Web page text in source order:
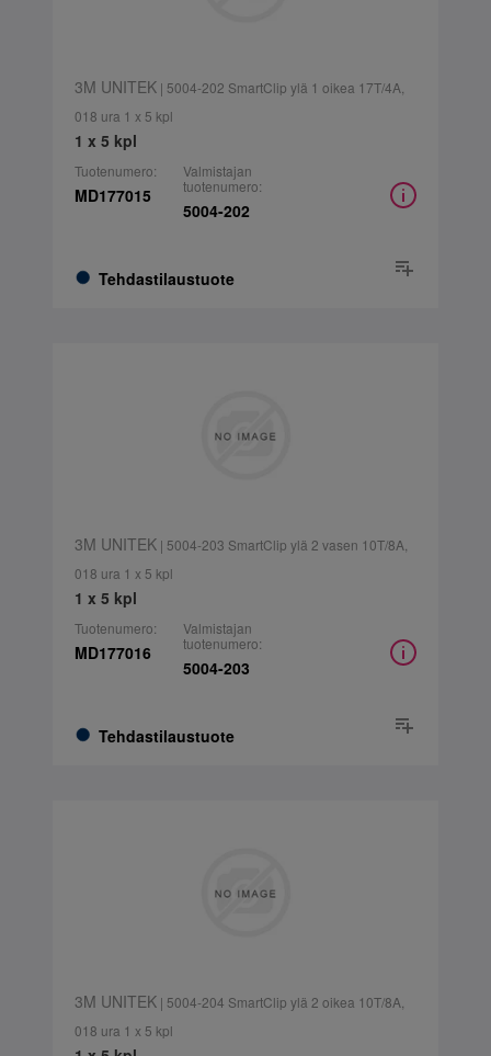
3M UNITEK| 5004-202 SmartClip ylä 1 oikea 17T/4A,
018 ura 1 x 5 kpl
1 x 5 kpl
Tuotenumero:
MD177015
Tehdastilaustuote
Valmistajan
tuotenumero:
5004-202
3M UNITEK| 5004-203 SmartClip ylä 2 vasen 10T/8A,
018 ura 1 x 5 kpl
1 x 5 kpl
Tuotenumero:
MD177016
Tehdastilaustuote
Valmistajan
tuotenumero:
5004-203
3M UNITEK| 5004-204 SmartClip ylä 2 oikea 10T/8A,
018 ura 1 x 5 kpl